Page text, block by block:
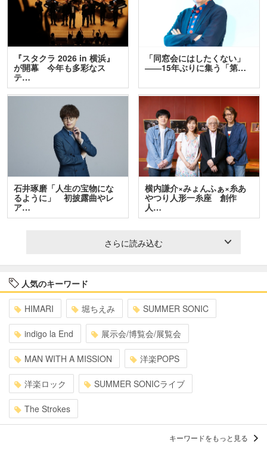
『スタクラ 2026 in 横浜』
が開幕 今年も多彩なス
テ…
「同窓会にはしたくない」
――15年ぶりに集う「第…
石井琢磨「人生の宝物にな
るように」 初披露曲やレ
ア…
横内謙介×みょんふぁ×糸あ
やつり人形一糸座 創作
人…
さらに読み込む
人気のキーワード
HIMARI 堀ちえみ SUMMER SONIC
indigo la End 展示会/博覧会/展覧会
MAN WITH A MISSION 洋楽POPS
洋楽ロック SUMMER SONICライブ
The Strokes
キーワードをもっと見る